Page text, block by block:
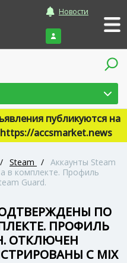
Новости
Войти
публикуются на
accsmarket.news
/ Steam / Аккаунты Steam
в комплекте. Профиль
Guard.
ПО
ПРОФИЛЬ
ОТКЛЮЧЕН
С MIX